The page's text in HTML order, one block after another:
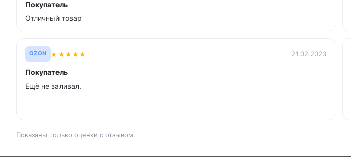
Покупатель
Отличный товар
OZON ★★★★★ 21.02.2023
Покупатель
Ещё не заливал.
Показаны только оценки с отзывом.